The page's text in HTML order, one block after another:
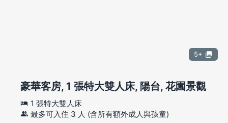
5+
豪華客房, 1 張特大雙人床, 陽台, 花園景觀
1 張特大雙人床
最多可入住 3 人 (含所有額外成人與孩童)